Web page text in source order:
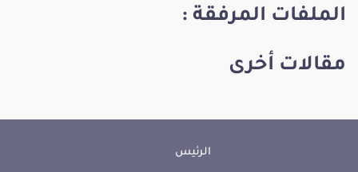
الملفات المرفقة :
مقالات أخرى
الرئيس